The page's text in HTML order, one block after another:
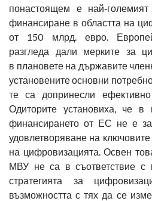
понастоящем е
финансиране в областта на
от 150 млрд. евро.
разгледа дали мерките за
в плановете на държавите
установените основни
те са допринесли
Одиторите установиха, че в
финансирането от ЕС не е
удовлетворяване на
на цифровизацията. Освен
МВУ не са в съответствие с
стратегията за
възможността с тях да се